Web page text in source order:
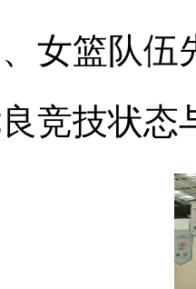
女篮队伍
竞技状态